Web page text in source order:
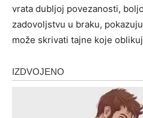
vrata dubljoj povezanosti,
zadovoljstvu u braku,
može skrivati tajne koje